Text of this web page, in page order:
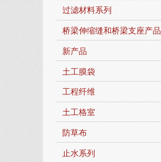
过滤材料系列
桥梁伸缩缝和桥梁支座产品
新产品
土工膜袋
工程纤维
土工格室
防草布
止水系列